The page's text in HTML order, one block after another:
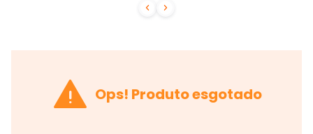
 
 Ops! Produto esgotado